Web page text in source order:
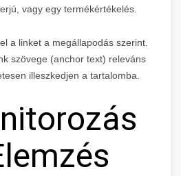
vagy egy termékértékelés.
a linket a megállapodás szerint.
szövege (anchor text) releváns
illeszkedjen a tartalomba.